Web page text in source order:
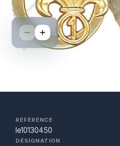
RÉFÉRENCE
le10130450
DÉSIGNATION